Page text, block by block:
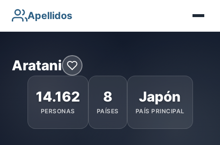
Apellidos
Aratani
14.162
PERSONAS
8
PAÍSES
Japón
PAÍS PRINCIPAL